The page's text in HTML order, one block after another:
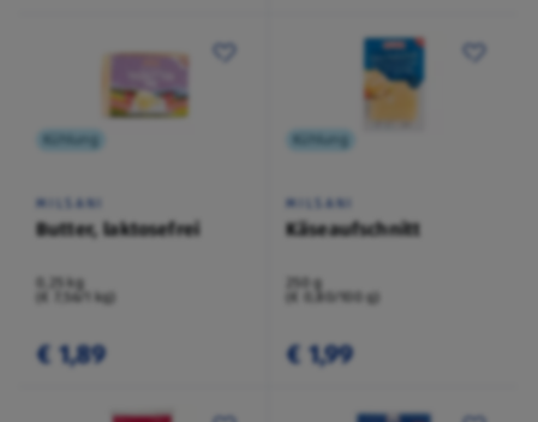
Kühlung
MILSANI
Butter, laktosefrei
0,25 kg
(€ 7,56/1 kg)
€ 1,89
Kühlung
MILSANI
Käseaufschnitt
250 g
(€ 0,80/100 g)
€ 1,99